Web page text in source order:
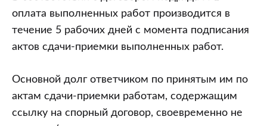
оплата выполненных работ производится в
течение 5 рабочих дней с момента подписания
актов сдачи-приемки выполненных работ.
Основной долг ответчиком по принятым им по
актам сдачи-приемки работам, содержащим
ссылку на спорный договор, своевременно не